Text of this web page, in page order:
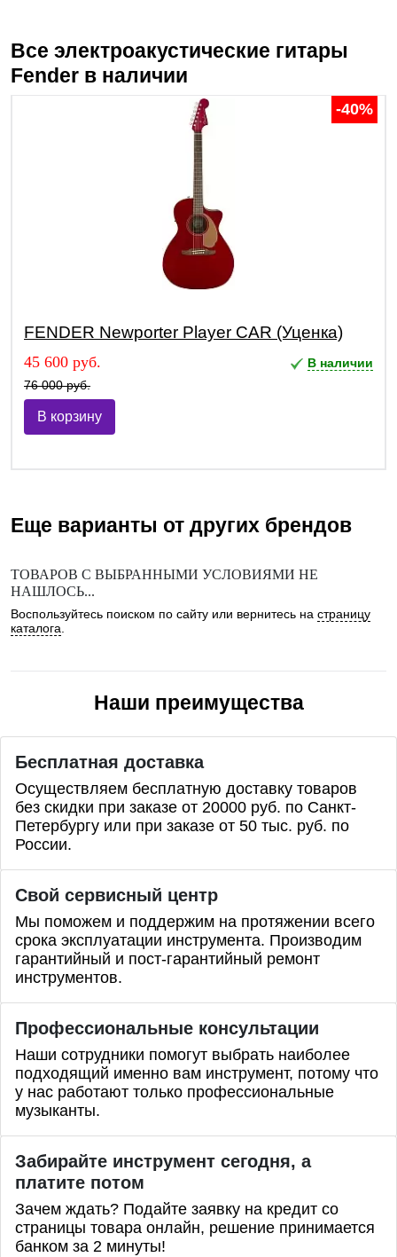
Все электроакустические гитары
Fender в наличии
-40%
FENDER Newporter Player CAR (Уценка)
45 600 руб.
76 000 руб.
В наличии
В корзину
Еще варианты от других брендов
ТОВАРОВ С ВЫБРАННЫМИ УСЛОВИЯМИ НЕ
НАШЛОСЬ...
Воспользуйтесь поиском по сайту или вернитесь на страницу
каталога.
Наши преимущества
Бесплатная доставка
Осуществляем бесплатную доставку товаров
без скидки при заказе от 20000 руб. по Санкт-
Петербургу или при заказе от 50 тыс. руб. по
России.
Свой сервисный центр
Мы поможем и поддержим на протяжении всего
срока эксплуатации инструмента. Производим
гарантийный и пост-гарантийный ремонт
инструментов.
Профессиональные консультации
Наши сотрудники помогут выбрать наиболее
подходящий именно вам инструмент, потому что
у нас работают только профессиональные
музыканты.
Забирайте инструмент сегодня, а
платите потом
Зачем ждать? Подайте заявку на кредит со
страницы товара онлайн, решение принимается
банком за 2 минуты!